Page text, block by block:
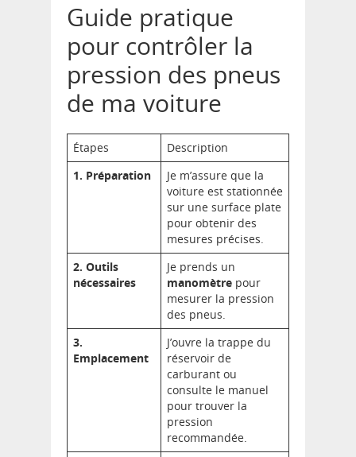
Guide pratique
pour contrôler la
pression des pneus
de ma voiture
Étapes
Description
1. Préparation
Je m’assure que la
voiture est stationnée
sur une surface plate
pour obtenir des
mesures précises.
2. Outils
nécessaires
Je prends un
manomètre pour
mesurer la pression
des pneus.
3.
Emplacement
J’ouvre la trappe du
réservoir de
carburant ou
consulte le manuel
pour trouver la
pression
recommandée.